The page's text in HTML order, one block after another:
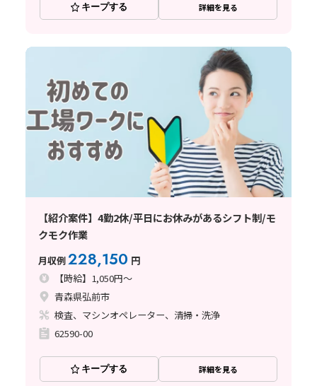
キープする 詳細を見る
【紹介案件】4勤2休/平日にお休みがあるシフト制/モ
クモク作業
月収例228,150 円
【時給】1,050円～
青森県弘前市
検査、マシンオペレーター、清掃・洗浄
62590-00
キープする 詳細を見る